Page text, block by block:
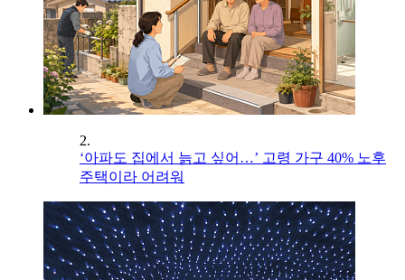
2.
‘아파도 집에서 늙고 싶어…’ 고령 가구 40% 노후
주택이라 어려워